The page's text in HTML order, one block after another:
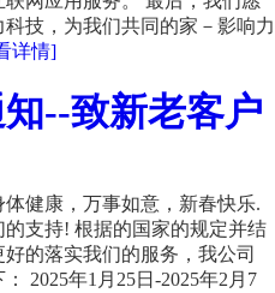
技，为我们共同的家－影响力
详情]
--致新老客户
健康，万事如意，新春快乐.
支持! 根据的国家的规定并结
的落实我们的服务，我公司
2025年1月25日-2025年2月7